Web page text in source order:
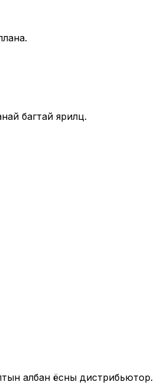
багтай ярилц.
албан ёсны дистрибьютор.